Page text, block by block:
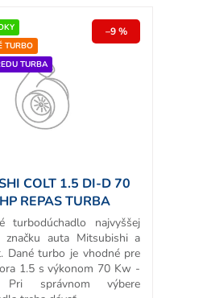
TURBO
TURBA
–9 %
COLT 1.5 DI-D 70
REPAS TURBA
turbodúchadlo najvyššej
značku auta Mitsubishi a
Dané turbo je vhodné pre
1.5 s výkonom 70 Kw -
správnom výbere